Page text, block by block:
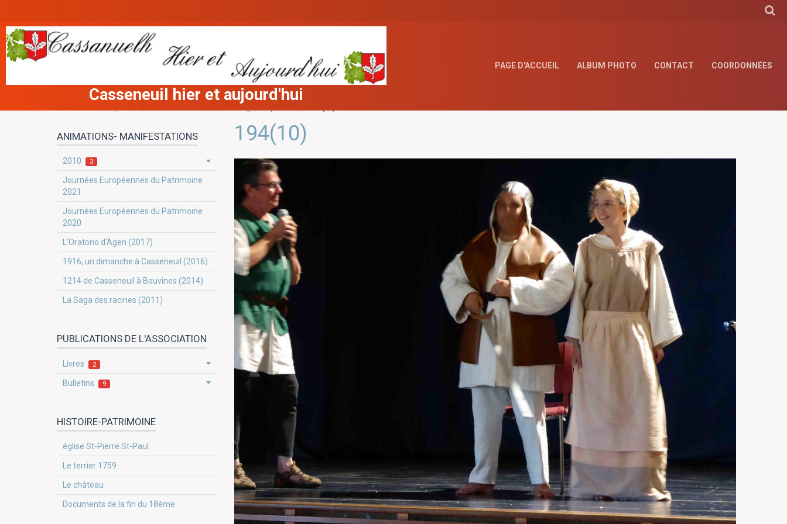
Casseneuil hier et aujourd'hui
PAGE D'ACCUEIL ALBUM PHOTO CONTACT COORDONNÉES
194(10)
ANIMATIONS- MANIFESTATIONS
2010 3
Journées Européennes du Patrimoine
2021
Journées Européennes du Patrimoine
2020
L'Oratorio d'Agen (2017)
1916, un dimanche à Casseneuil (2016)
1214 de Casseneuil à Bouvines (2014)
La Saga des racines (2011)
PUBLICATIONS DE L'ASSOCIATION
Livres 2
Bulletins 9
HISTOIRE-PATRIMOINE
église St-Pierre St-Paul
Le terrier 1759
Le château
Documents de la fin du 18ème